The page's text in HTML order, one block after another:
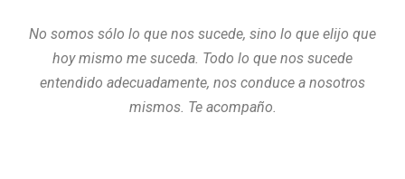
No somos sólo lo que nos sucede, sino lo que elijo que
hoy mismo me suceda. Todo lo que nos sucede
entendido adecuadamente, nos conduce a nosotros
mismos. Te acompaño.